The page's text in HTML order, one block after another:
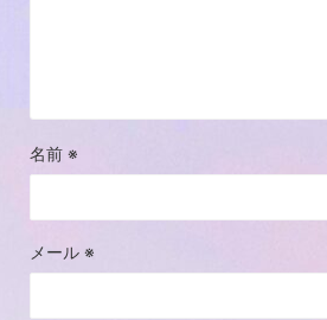
名前 ※
メール ※